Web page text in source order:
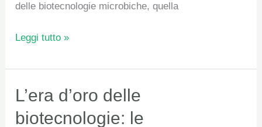
delle biotecnologie microbiche, quella
Leggi tutto »
L’era d’oro delle
biotecnologie: le
L’era
delle